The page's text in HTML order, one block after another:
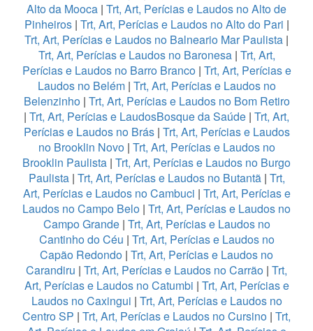
Alto da Mooca | Trt, Art, Perícias e Laudos no Alto de
Pinheiros| Trt, Art, Perícias e Laudos no Alto do Pari |
Trt, Art, Perícias e Laudos no Balneario Mar Paulista |
Trt, Art, Perícias e Laudos no Baronesa| Trt, Art,
Perícias e Laudos no Barro Branco| Trt, Art, Perícias e
Laudos no Belém| Trt, Art, Perícias e Laudos no
Belenzinho| Trt, Art, Perícias e Laudos no Bom Retiro
| Trt, Art, Perícias e LaudosBosque da Saúde | Trt, Art,
Perícias e Laudos no Brás| Trt, Art, Perícias e Laudos
no Brooklin Novo| Trt, Art, Perícias e Laudos no
Brooklin Paulista | Trt, Art, Perícias e Laudos no Burgo
Paulista| Trt, Art, Perícias e Laudos no Butantã| Trt,
Art, Perícias e Laudos no Cambuci | Trt, Art, Perícias e
Laudos no Campo Belo | Trt, Art, Perícias e Laudos no
Campo Grande| Trt, Art, Perícias e Laudos no
Cantinho do Céu | Trt, Art, Perícias e Laudos no
Capão Redondo | Trt, Art, Perícias e Laudos no
Carandiru | Trt, Art, Perícias e Laudos no Carrão | Trt,
Art, Perícias e Laudos no Catumbi | Trt, Art, Perícias e
Laudos no Caxingui | Trt, Art, Perícias e Laudos no
Centro SP | Trt, Art, Perícias e Laudos no Cursino | Trt,